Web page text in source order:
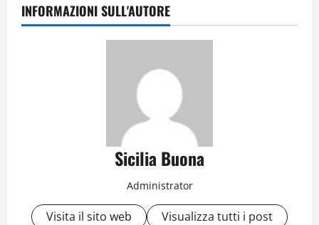
INFORMAZIONI SULL'AUTORE
Sicilia Buona
Administrator
Visita il sito web Visualizza tutti i post